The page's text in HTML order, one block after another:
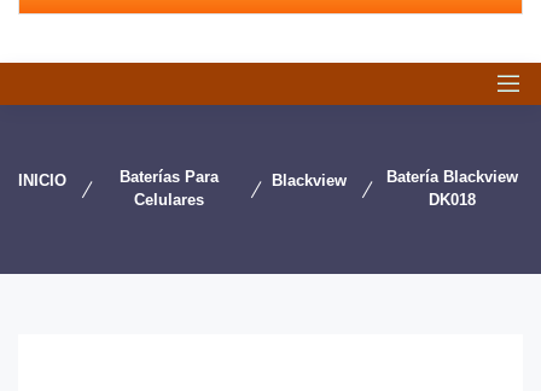
INICIO
Baterías Para
Celulares
Blackview
Batería Blackview
DK018